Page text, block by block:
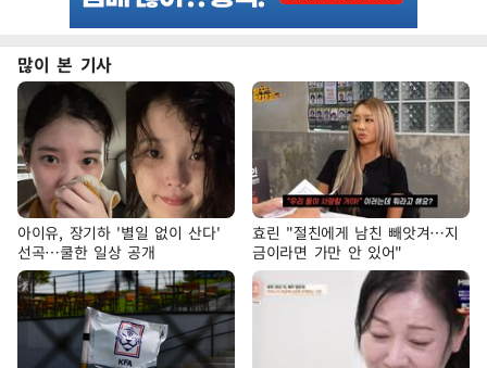
많이 본 기사
아이유, 장기하 '별일 없이 산다'
선곡…쿨한 일상 공개
효린 "절친에게 남친 빼앗겨…지
금이라면 가만 안 있어"